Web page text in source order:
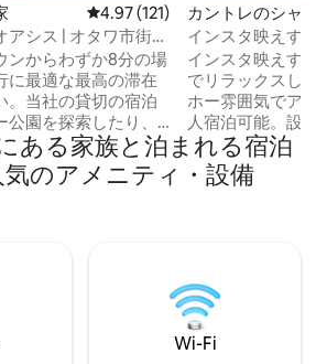
レビュー121件、5つ星中4.97つ
4.97 (121)
シス | オタワ市街地
能
ンからわずか8分の場
に最適な最高の滞在
。当社の貸切の宿泊
園を探索したり、
ろいだり、カジノ・
ミーでゲームを楽し
な拠点です。歴史的
ガス式のテーブル型
るでオアシスのよう
つろぎましょう。こ
性が融合する場所で
カントレのシャレ
インスタ映えする
ート兼田舎のシャ
インスタ映えする
でリラックスしま
ホー雰囲気でアー
人宿泊可能。設備
いオープンプラ
と薪ストーブ（
に囲まれてくだ
ボードゲームなど 山まで車で1分未満。カ
スケードスキー場
ガティノー川公園
ある家族と泊まれる宿泊
のアメニティ・設備
Wi-Fi